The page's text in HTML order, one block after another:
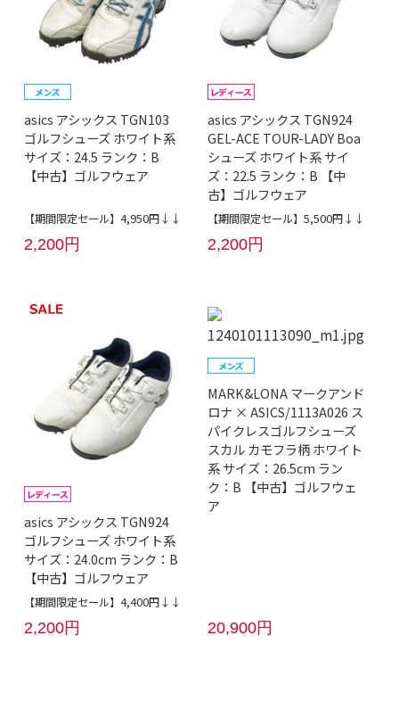
asics アシックス TGN103
ゴルフシューズ ホワイト系
サイズ：24.5 ランク：B
【中古】ゴルフウェア
【期間限定セール】4,950円↓↓
2,200円
asics アシックス TGN924
GEL-ACE TOUR-LADY Boa
シューズ ホワイト系 サイ
ズ：22.5 ランク：B 【中
古】ゴルフウェア
【期間限定セール】5,500円↓↓
2,200円
asics アシックス TGN924
ゴルフシューズ ホワイト系
サイズ：24.0cm ランク：B
【中古】ゴルフウェア
【期間限定セール】4,400円↓↓
2,200円
MARK&LONA マークアンド
ロナ × ASICS/1113A026 ス
パイクレスゴルフシューズ
スカル カモフラ柄 ホワイト
系 サイズ：26.5cm ラン
ク：B 【中古】ゴルフウェ
ア
20,900円